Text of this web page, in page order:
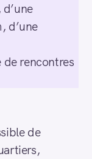
d’une
de rencontres
de